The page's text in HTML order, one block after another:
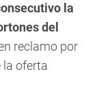
la
del
reclamo por
la oferta